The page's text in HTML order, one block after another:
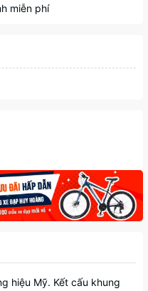
miễn phí
hiệu Mỹ. Kết cấu khung